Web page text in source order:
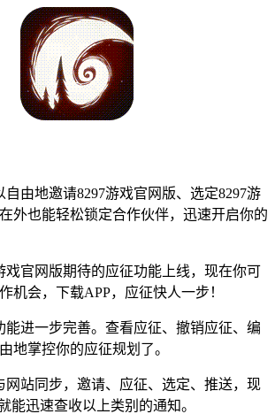
地邀请8297游戏官网版、选定8297游
外也能轻松锁定合作伙伴，迅速开启你的
官网版期待的应征功能上线，现在你可
机会，下载APP，应征快人一步！
进一步完善。查看应征、撤销应征、编
地掌控你的应征规划了。
站同步，邀请、应征、选定、推送，现
能迅速查收以上类别的通知。